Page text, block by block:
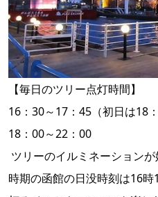
【毎日のツリー点灯時間】
16：30～17：45（初日は18
18：00～22：00
ツリーのイルミネーション
時期の函館の日没時刻は16